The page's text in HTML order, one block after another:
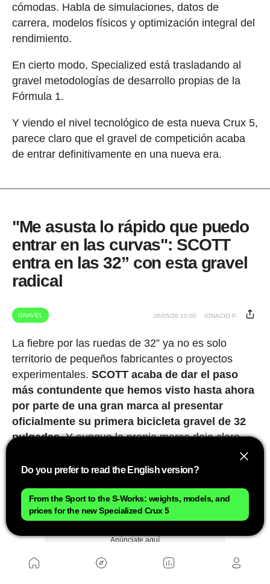
cómodas. Habla de simulaciones, datos de
carrera, modelos físicos y optimización integral del
rendimiento.
En cierto modo, Specialized está trasladando al
gravel metodologías de desarrollo propias de la
Fórmula 1.
Y viendo el nivel tecnológico de esta nueva Crux 5,
parece claro que el gravel de competición acaba
de entrar definitivamente en una nueva era.
"Me asusta lo rápido que puedo
entrar en las curvas": SCOTT
entra en las 32” con esta gravel
radical
GRAVEL 26/05/26 10:00 IGNACIO P.
La fiebre por las ruedas de 32” ya no es solo
territorio de pequeños fabricantes o proyectos
experimentales. SCOTT acaba de dar el paso
más contundente que hemos visto hasta ahora
por parte de una gran marca al presentar
oficialmente su primera bicicleta gravel de 32
pulgadas. Y aunque la propia marca deja claro
llegará al mercado”, el simple hecho de verla
proyecto en un mensaje muy serio sobre hacia
dónde podría evolucionar el gravel de competición.
Anúnciate aquí
Do you prefer to read the English version?
From the Sport to the S-Works: weights, models, and
prices for the new Specialized Crux 5